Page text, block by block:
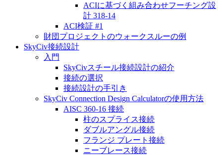
ACIに基づく組み合わせフーチング設
計 318-14
ACI検証 #1
財団プロジェクトのウォークスルーの例
SkyCiv接続設計
入門
SkyCivスチール接続設計の紹介
接続の選択
接続設計の手引き
SkyCiv Connection Design Calculatorの使用方法
AISC 360-16 接続
柱のスプライス接続
ダブルアングル接続
フランジ プレート接続
ニーブレース接続